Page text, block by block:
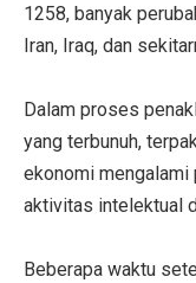
1258, banyak
Iran, Iraq, dan
Dalam proses
yang terbunuh,
ekonomi mengalami
aktivitas intelektual
Beberapa waktu